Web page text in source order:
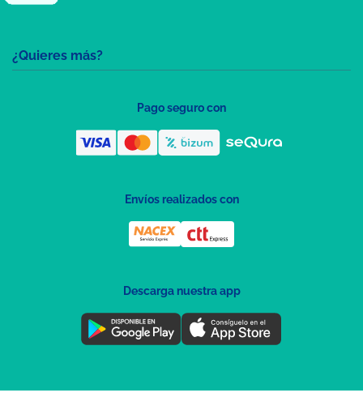
¿Quieres más?
Pago seguro con
Envíos realizados con
Descarga nuestra app